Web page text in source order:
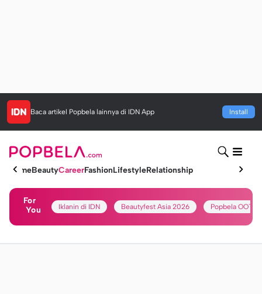
Baca artikel Popbela lainnya di IDN App Install
HomeBeautyCareerFashionLifestyleRelationship
For
You
Iklanin di IDN Beautyfest Asia 2026 Popbela OOTD